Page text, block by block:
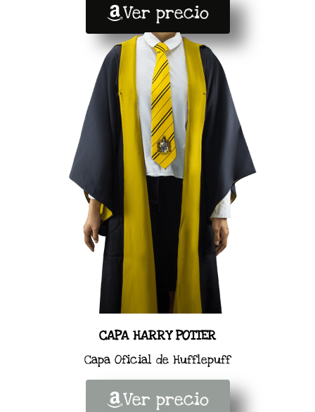
Ver precio
CAPA HARRY POTTER
Capa Oficial de Hufflepuff
Ver precio